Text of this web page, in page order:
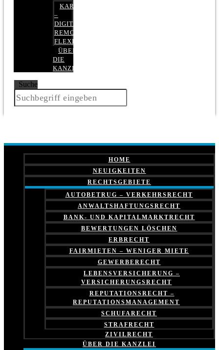
KARRIERE
–
DIGITAL,
REMOTE,
FLEXIBEL
ÜBER
DIE
KANZLEI
Suche
HOME
NEUIGKEITEN
RECHTSGEBIETE
AUTOBETRUG – VERKEHRSRECHT
ANWALTSHAFTUNGSRECHT
BANK- UND KAPITALMARKTRECHT
BEWERTUNGEN LÖSCHEN
ERBRECHT
FAIRMIETEN – WENIGER MIETE
GEWERBERECHT
LEBENSVERSICHERUNG –
VERSICHERUNGSRECHT
REPUTATIONSRECHT –
REPUTATIONSMANAGEMENT
SCHUFARECHT
STRAFRECHT
ZIVILRECHT
ÜBER DIE KANZLEI